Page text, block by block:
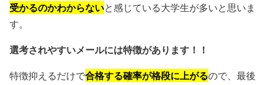
受かるのかわからないと感じている大学生が多いと思いま
す。
選考されやすいメールには特徴があります！！
特徴抑えるだけで合格する確率が格段に上がるので、最後